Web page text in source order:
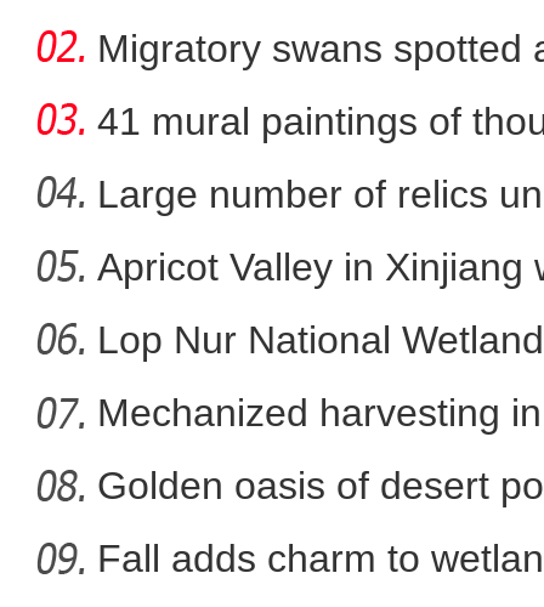
【万人说新疆】新疆青年北
Migratory swans spotted
41 mural paintings of
grotto
Large number of relics
Apricot Valley in Xinjiang
Lop Nur National
Mechanized harvesting
Golden oasis of desert
Fall adds charm to